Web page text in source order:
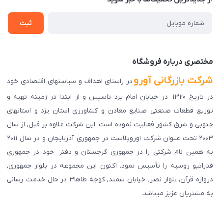
راهنمای ثبت سفارش
سوالات متداول
ثبت
مختصری درباره فروشگاه
شرکت بازرگانی آورو در راستای اهداف و سیاستهای اقتصادی خود
در تاریخ ۱۳۲۰ در خیابان امام یزد تاسیس و از ابتدا در زمینه تهیه و
توزیع قطعات صنعتی صنایع معادن و کشاورزی استان یزد و استانهای
جنوبی و شرق کشور فعالیت نموده است. این شرکت علاوه بر قبل, از سال
۲۰۰۳ تحت عنوان شرکت اوروپلاست در جمهوری آذربایجان و در سال ۲۰۱۱
به همین نام شرکتی را در جمهوری گرجستان و دفتر خود در جمهوری
فدراتیو روسیه را تأسیس نمود. اکنون این مجموعه در بلوار جمهوری,
دروازه قرآن, بلوار نصر, خیابان سمند, کوچه طاها۳ در حال خدمت رسانی
به مشتریان عزیز میباشد.